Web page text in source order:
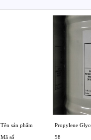
Tên sản phẩm
Propylene
Mã số
58